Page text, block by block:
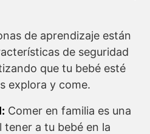
de aprendizaje están
de seguridad
que tu bebé esté
explora y come.
Comer en familia es una
tener a tu bebé en la